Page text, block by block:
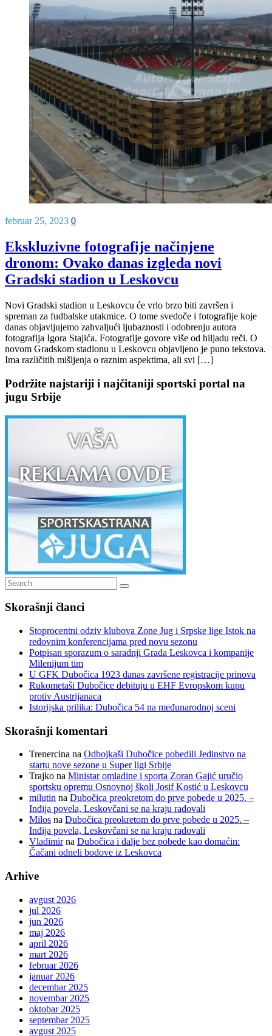
februar 25, 2023 0
Ekskluzivne fotografije načinjene
dronom: Ovako danas izgleda novi
Gradski stadion u Leskovcu
Novi Gradski stadion u Leskovcu će vrlo brzo biti završen i
spreman za fudbalske utakmice. O tome svedoče i fotografije koje
danas objavljujemo zahvaljući ljubaznosti i odobrenju autora
fotografija Igora Stajića. Fotografije govore više od hiljadu reči. O
novom Gradskom stadionu u Leskovcu objavljeno je puno tekstova.
Ima različitih mišljenja o raznim aspektima, ali svi […]
Podržite najstariji i najčitaniji sportski portal na
jugu Srbije
Search
for:
Search
Skorašnji članci
Stoprocentni odziv klubova Zone Jug i Srpske lige Istok na
redovnim konferencijama pred novu sezonu
Potpisan sporazum o saradnji Grada Leskovca i kompanije
Milenijum tim
U GFK Dubočica 1923 danas završene registracije prinova
Rukometaši Dubočice debituju u EHF Evropskom kupu
protiv Austrijanaca
Istorijska prilika: Dubočica 54 na međunarodnoj sceni
Skorašnji komentari
Trenercina na Odbojkaši Dubočice pobedili Jedinstvo na
startu nove sezone u Super ligi Srbije
Trajko na Ministar omladine i sporta Zoran Gajić uručio
sportsku opremu Osnovnoj školi Josif Kostić u Leskovcu
milutin na Dubočica preokretom do prve pobede u 2025. –
Inđija povela, Leskovčani se na kraju radovali
Milos na Dubočica preokretom do prve pobede u 2025. –
Inđija povela, Leskovčani se na kraju radovali
Vladimirna Dubočica i dalje bez pobede kao domaćin:
Čačani odneli bodove iz Leskovca
Arhive
avgust 2026
jul 2026
jun 2026
maj 2026
april 2026
mart 2026
februar 2026
januar 2026
decembar 2025
novembar 2025
oktobar 2025
septembar 2025
avgust 2025